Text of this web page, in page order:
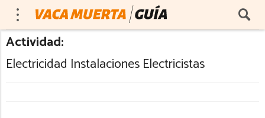
Actividad:
Electricidad Instalaciones Electricistas